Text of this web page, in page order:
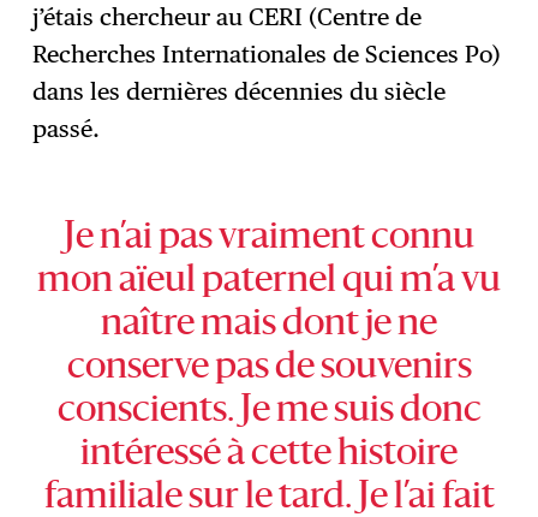
j’étais chercheur au CERI (Centre de
Recherches Internationales de Sciences Po)
dans les dernières décennies du siècle
passé.
Je n’ai pas vraiment connu
mon aïeul paternel qui m’a vu
naître mais dont je ne
conserve pas de souvenirs
conscients. Je me suis donc
intéressé à cette histoire
familiale sur le tard. Je l’ai fait